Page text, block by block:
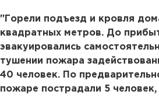
"Горели подъезд и кровля
квадратных метров. До
эвакуировались
тушении пожара
40 человек. По
пожаре пострадали 5 человек,